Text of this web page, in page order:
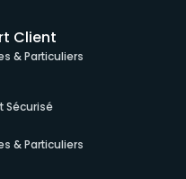
Client
& Particuliers
Sécurisé
& Particuliers